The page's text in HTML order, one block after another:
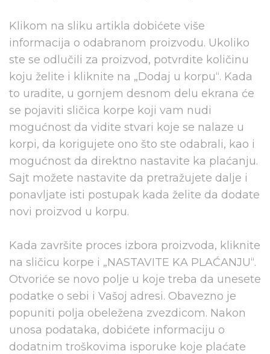
Klikom na sliku artikla dobićete više
informacija o odabranom proizvodu. Ukoliko
ste se odlučili za proizvod, potvrdite količinu
koju želite i kliknite na „Dodaj u korpu“. Kada
to uradite, u gornjem desnom delu ekrana će
se pojaviti sličica korpe koji vam nudi
mogućnost da vidite stvari koje se nalaze u
korpi, da korigujete ono što ste odabrali, kao i
mogućnost da direktno nastavite ka plaćanju.
Sajt možete nastavite da pretražujete dalje i
ponavljate isti postupak kada želite da dodate
novi proizvod u korpu.
Kada završite proces izbora proizvoda, kliknite
na sličicu korpe i „NASTAVITE KA PLAĆANJU“.
Otvoriće se novo polje u koje treba da unesete
podatke o sebi i Vašoj adresi. Obavezno je
popuniti polja obeležena zvezdicom. Nakon
unosa podataka, dobićete informaciju o
dodatnim troškovima isporuke koje plaćate